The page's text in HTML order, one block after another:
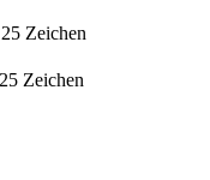
Zeichen
Zeichen